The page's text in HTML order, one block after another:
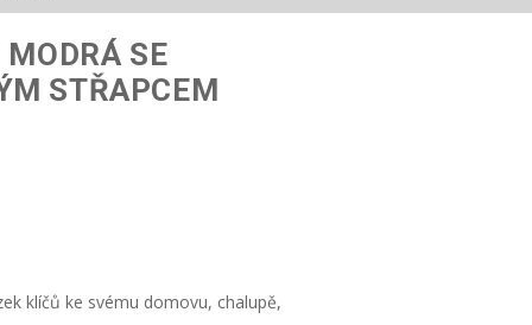
SE
STŘAPCEM
klíčů ke svému domovu, chalupě,